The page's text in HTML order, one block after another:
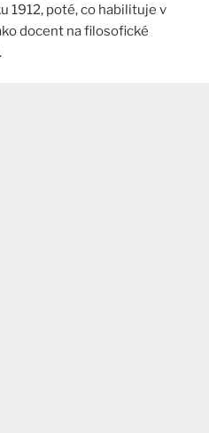
1912, poté, co habilituje v
docent na filosofické